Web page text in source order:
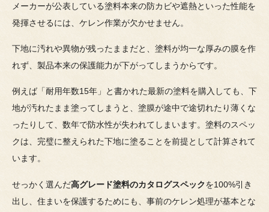
メーカーが公表している塗料本来の防カビや遮熱といった性能を
発揮させるには、ケレン作業が欠かせません。
下地に汚れや異物が残ったままだと、塗料が均一な厚みの膜を作
れず、製品本来の保護能力が下がってしまうからです。
例えば「耐用年数15年」と書かれた最新の塗料を購入しても、下
地が汚れたまま塗ってしまうと、塗膜が途中で途切れたり薄くな
ったりして、数年で防水性が失われてしまいます。塗料のスペッ
クは、完璧に整えられた下地に塗ることを前提として計算されて
います。
せっかく選んだ高グレード塗料のカタログスペックを100%引き
出し、住まいを保護するためにも、事前のケレン処理が基本とな